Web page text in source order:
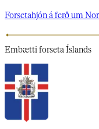
Forsetahjón á ferð um
Embætti forseta Íslands